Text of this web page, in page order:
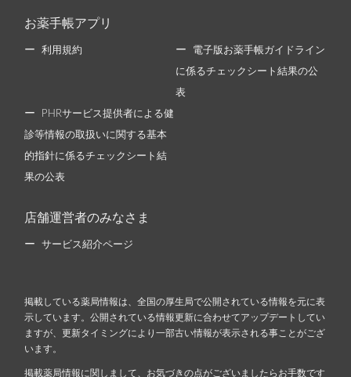
お薬手帳アプリ
利用規約 電子版お薬手帳ガイドライン
に係るチェックシート結果の公
表
PHRサービス提供者による健
診等情報の取扱いに関する基本
的指針に係るチェックシート結
果の公表
店舗運営者のみなさま
サービス紹介ページ
掲載している薬局情報は、全国の厚生局で公開されている情報を元に表
示しています。公開されている情報更新に合わせてアップデートしてい
ますが、更新タイミングにより一部古い情報が表示される事ことがござ
います。
掲載薬局情報に関しまして、お気づきの点がございましたらお手数です